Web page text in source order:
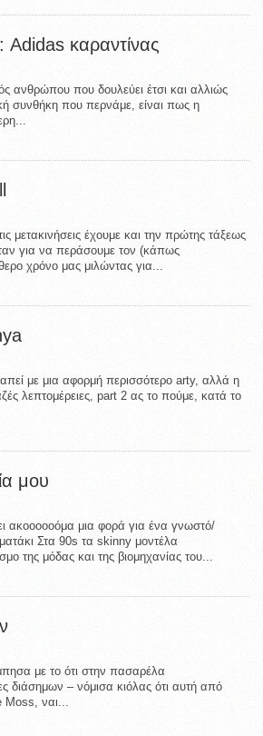
Adidas καραντίνας
ανθρώπου που δουλεύει έτσι και αλλιώς
συνθήκη που περνάμε, είναι πως η
μετακινήσεις έχουμε και την πρώτης τάξεως
για να περάσουμε τον (κάπως
χρόνο μας μιλώντας για...
με μια αφορμή περισσότερο arty, αλλά η
λεπτομέρειες, part 2 ας το πούμε, κατά το
μου
ακοοοοοόμα μια φορά για ένα γνωστό/
Στα 90s τα skinny μοντέλα
της μόδας και της βιομηχανίας του...
με το ότι στην πασαρέλα
διάσημων – νόμισα κιόλας ότι αυτή από
ναι...